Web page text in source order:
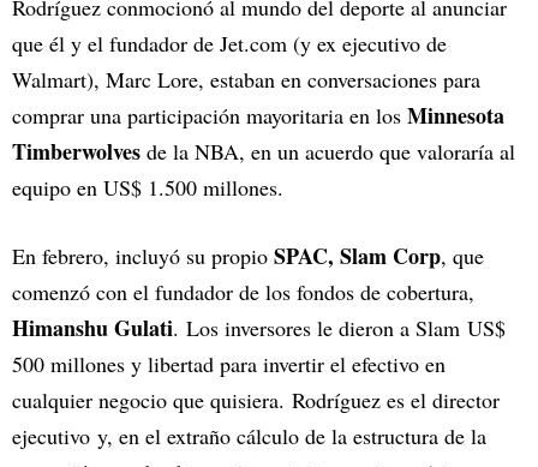
Rodríguez conmocionó al mundo del deporte al anunciar
que él y el fundador de Jet.com (y ex ejecutivo de
Walmart), Marc Lore, estaban en conversaciones para
comprar una participación mayoritaria en los Minnesota
Timberwolves de la NBA, en un acuerdo que valoraría al
equipo en US$ 1.500 millones.
En febrero, incluyó su propio SPAC, Slam Corp, que
comenzó con el fundador de los fondos de cobertura,
Himanshu Gulati. Los inversores le dieron a Slam US$
500 millones y libertad para invertir el efectivo en
cualquier negocio que quisiera. Rodríguez es el director
ejecutivo y, en el extraño cálculo de la estructura de la